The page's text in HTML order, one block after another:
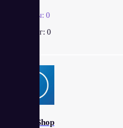
Отзывы: 0
Рейтинг: 0
CloudShop